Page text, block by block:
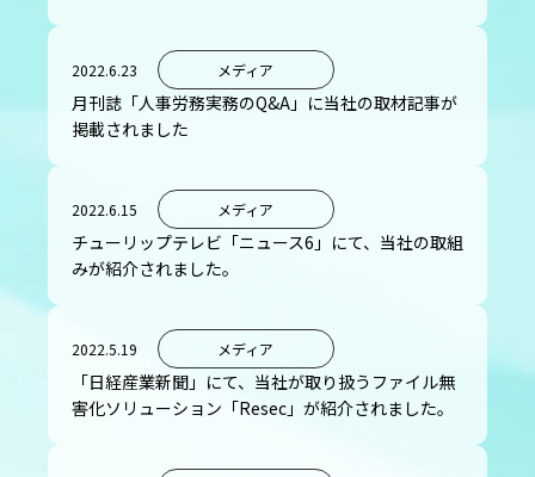
2022.6.23 メディア
月刊誌「人事労務実務のQ&A」に当社の取材記事が
掲載されました
2022.6.15 メディア
チューリップテレビ「ニュース6」にて、当社の取組
みが紹介されました。
2022.5.19 メディア
「日経産業新聞」にて、当社が取り扱うファイル無
害化ソリューション「Resec」が紹介されました。